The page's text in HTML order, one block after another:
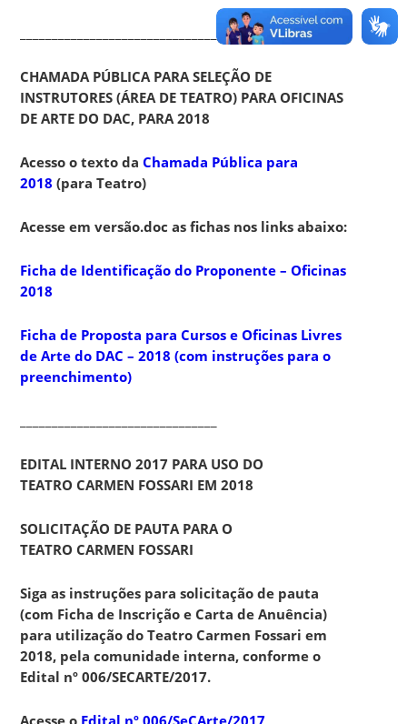
CHAMADA PÚBLICA PARA SELEÇÃO DE
INSTRUTORES (ÁREA DE TEATRO) PARA OFICINAS
DE ARTE DO DAC, PARA 2018
Acesso o texto daChamada Pública para
2018 (para Teatro)
Acesse em versão.doc as fichas nos links abaixo:
Ficha de Identificação do Proponente – Oficinas
2018
Ficha de Proposta para Cursos e Oficinas Livres
de Arte do DAC – 2018 (com instruções para o
preenchimento)
EDITAL INTERNO 2017 PARA USO DO
TEATRO CARMEN FOSSARI EM 2018
SOLICITAÇÃO DE PAUTA PARA O
TEATRO CARMEN FOSSARI
Siga as instruções para solicitação de pauta
(com Ficha de Inscrição e Carta de Anuência)
para utilização do Teatro Carmen Fossari em
2018, pela comunidade interna, conforme o
Edital nº 006/SECARTE/2017.
Acesse o Edital nº 006/SeCArte/2017